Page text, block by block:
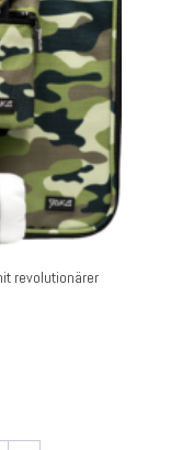
revolutionärer